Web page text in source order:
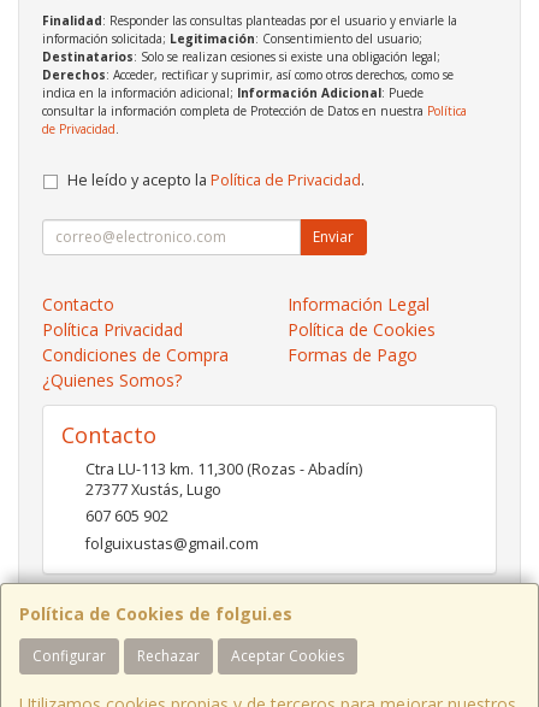
Política de Cookies de folgui.es
Configurar Rechazar Aceptar Cookies
Finalidad: Responder las consultas planteadas por el usuario y enviarle la
información solicitada; Legitimación: Consentimiento del usuario;
Destinatarios: Solo se realizan cesiones si existe una obligación legal;
Derechos: Acceder, rectificar y suprimir, así como otros derechos, como se
indica en la información adicional; Información Adicional: Puede
consultar la información completa de Protección de Datos en nuestra Política
de Privacidad
He leído y acepto la Política de Privacidad.
Enviar
Contacto
Información Legal
Política Privacidad
Política de Cookies
Condiciones de Compra
Formas de Pago
¿Quienes Somos?
Contacto
Ctra LU-113 km. 11,300 (Rozas - Abadín)
27377Xustás,Lugo
607 605 902
folguixustas@gmail.com
Horario
Lunes a viernes de 10:00 a 14:00 y de 16:00 a 20:00.
Sábados de 10:00 a 14:00 y de 16:00 a 19:00